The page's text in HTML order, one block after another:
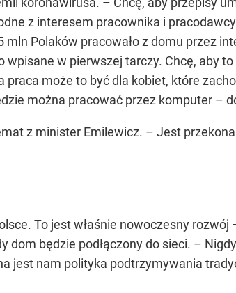
z interesem pracownika i
mln Polaków pracowało z domu przez
wpisane w pierwszej tarczy. Chcę, aby
praca może to być dla kobiet, które
można pracować przez komputer –
z minister Emilewicz. – Jest
To jest właśnie nowoczesny
dom będzie podłączony do sieci. –
jest nam polityka podtrzymywania